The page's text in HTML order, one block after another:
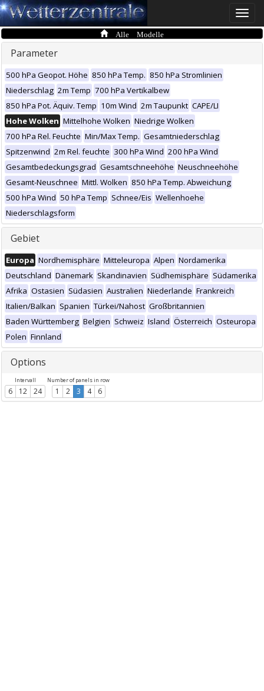
Toggle
Alle Modelle
Parameter
500 hPa Geopot. Höhe 850 hPa Temp. 850 hPa Stromlinien
Niederschlag 2m Temp 700 hPa Vertikalbew
850 hPa Pot. Äquiv. Temp 10m Wind 2m Taupunkt CAPE/LI
Hohe Wolken Mittelhohe Wolken Niedrige Wolken
700 hPa Rel. Feuchte Min/Max Temp. Gesamtniederschlag
Spitzenwind 2m Rel. feuchte 300 hPa Wind 200 hPa Wind
Gesamtbedeckungsgrad Gesamtschneehöhe Neuschneehöhe
Gesamt-Neuschnee Mittl. Wolken 850 hPa Temp. Abweichung
500 hPa Wind 50 hPa Temp Schnee/Eis Wellenhoehe
Niederschlagsform
Gebiet
Europa Nordhemisphäre Mitteleuropa Alpen Nordamerika
Deutschland Dänemark Skandinavien Südhemisphäre Südamerika
Afrika Ostasien Südasien Australien Niederlande Frankreich
Italien/Balkan Spanien Türkei/Nahost Großbritannien
Baden Württemberg Belgien Schweiz Island Österreich Osteuropa
Polen Finnland
Options
Intervall
6 12 24
Number of panels in row
1 2 3 4 6